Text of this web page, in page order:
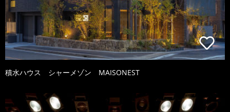
積水ハウス シャーメゾン MAISONEST